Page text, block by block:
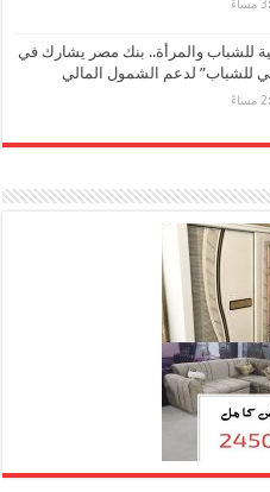
للشباب والمرأة.. بنك مصر يشارك في
للشباب” لدعم الشمول المالي